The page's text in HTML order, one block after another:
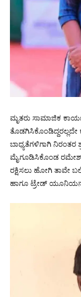
ಮೃತರು ಸಾಮಾಜಿಕ
ಬಾಧ್ಯತೆಗಳಿಗಾಗಿ ನಿರಂತರ
ಮೈಗೂಡಿಸಿಕೊಂಡ
ರಕ್ಷಿಸಲು ಹೋಗಿ ತಾವೇ
ಹಾಗೂ ಟ್ರೇಡ್